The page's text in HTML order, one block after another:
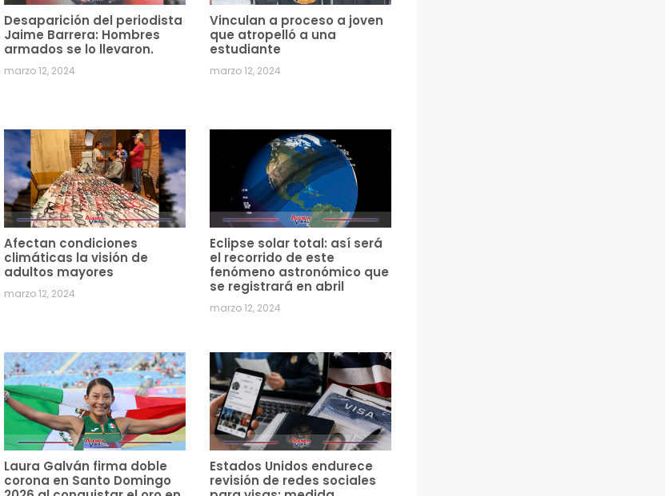
Desaparición del periodista
Jaime Barrera: Hombres
armados se lo llevaron.
marzo 12, 2024
Vinculan a proceso a joven
que atropelló a una
estudiante
marzo 12, 2024
Afectan condiciones
climáticas la visión de
adultos mayores
marzo 12, 2024
Eclipse solar total: así será
el recorrido de este
fenómeno astronómico que
se registrará en abril
marzo 12, 2024
Laura Galván firma doble
corona en Santo Domingo
Estados Unidos endurece
revisión de redes sociales